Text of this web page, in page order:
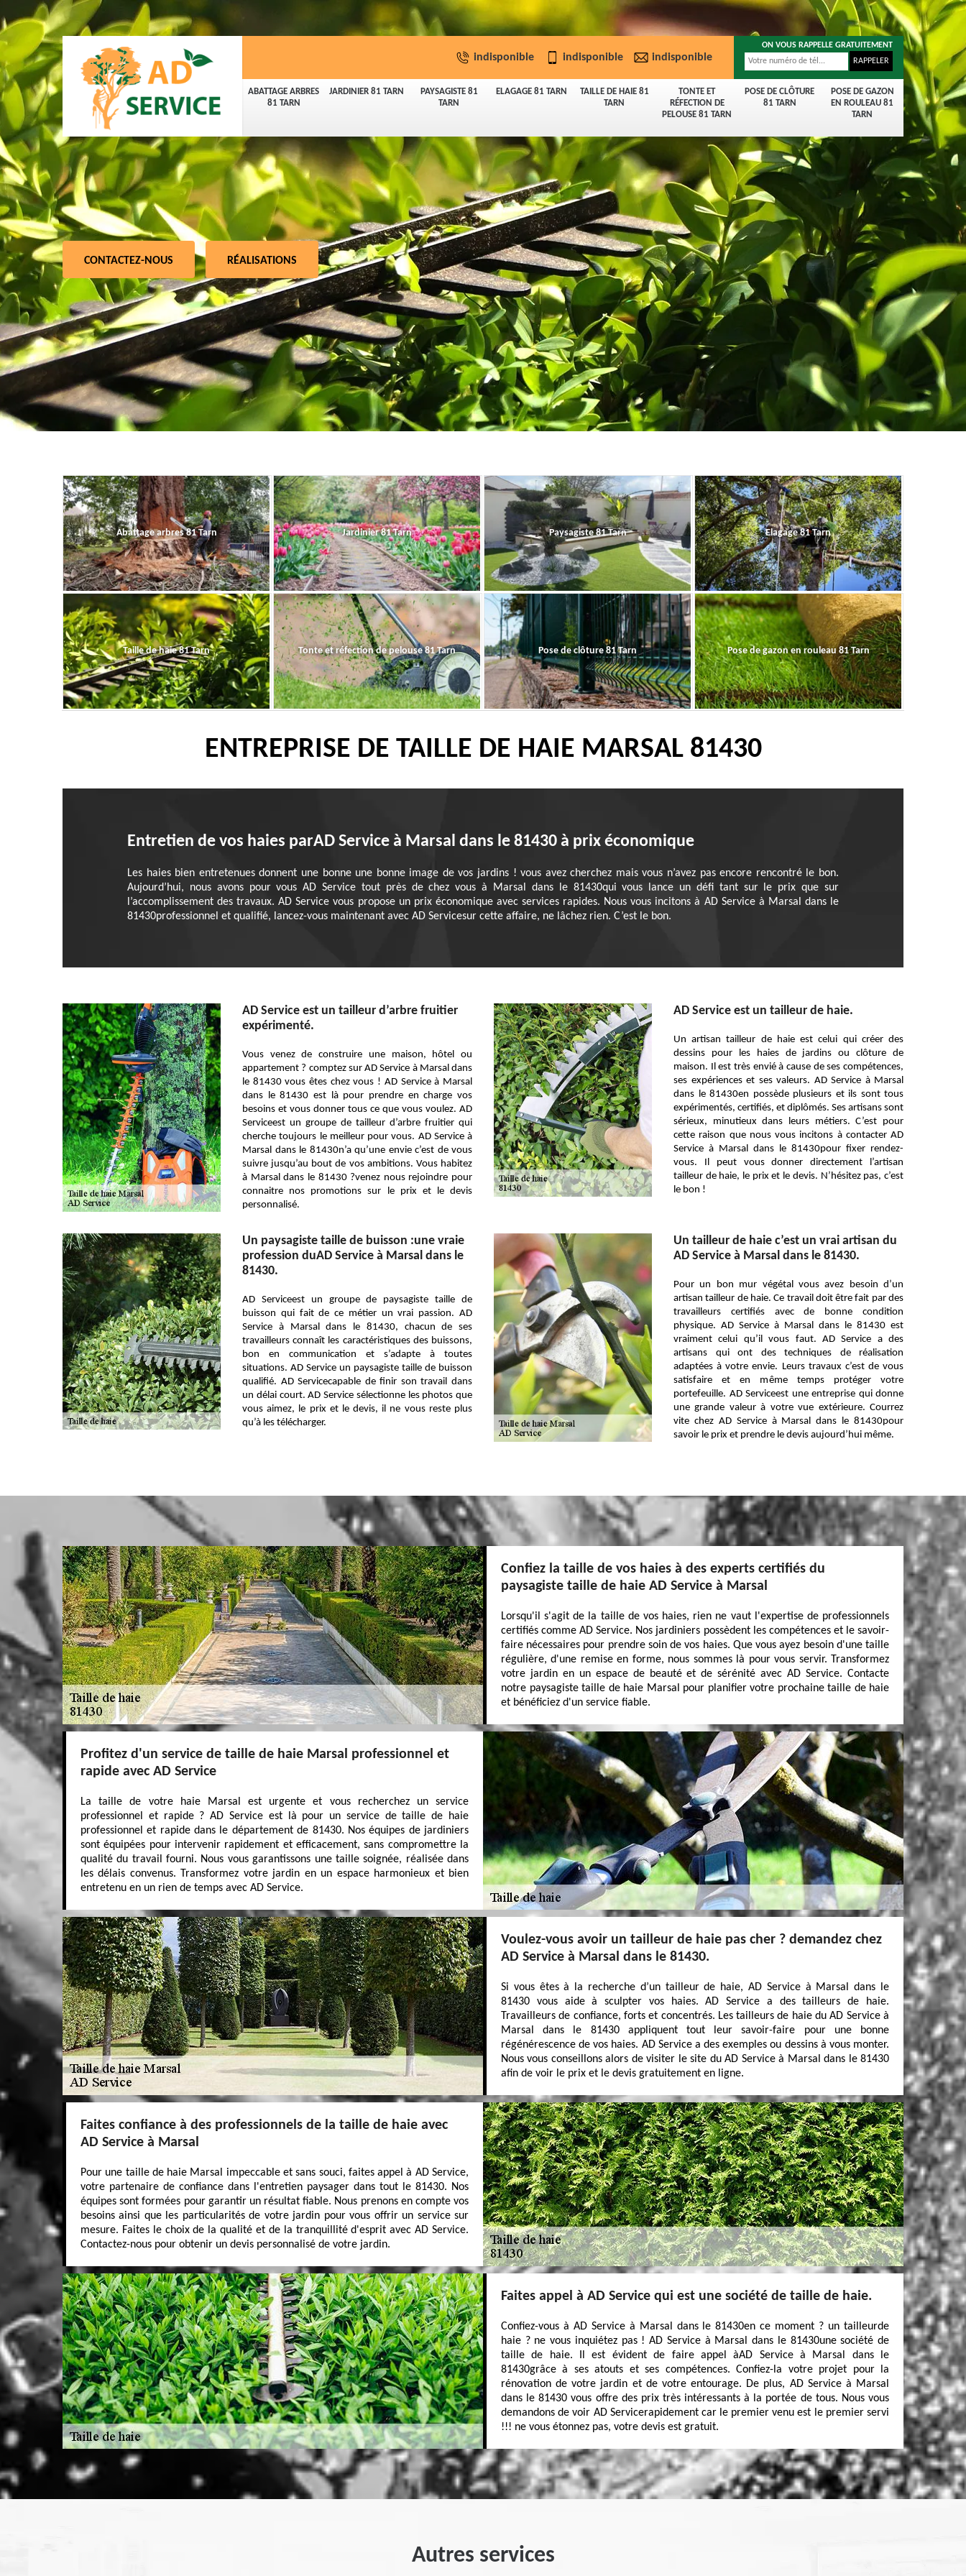
ABATTAGE ARBRES
81 TARN
JARDINIER 81 TARN
PAYSAGISTE 81
TARN
ELAGAGE 81 TARN
TAILLE DE HAIE 81
TARN
TONTE ET
RÉFECTION DE
PELOUSE 81 TARN
POSE DE CLÔTURE
81 TARN
POSE DE GAZON
EN ROULEAU 81
TARN
indisponible indisponible indisponible
ON VOUS RAPPELLE GRATUITEMENT
CONTACTEZ-NOUS RÉALISATIONS
Abattage arbres 81 Tarn Jardinier 81 Tarn Paysagiste 81 Tarn Elagage 81 Tarn
Taille de haie 81 Tarn Tonte et réfection de pelouse 81 Tarn Pose de clôture 81 Tarn Pose de gazon en rouleau 81 Tarn
ENTREPRISE DE TAILLE DE HAIE MARSAL 81430
Entretien de vos haies parAD Service à Marsal dans le 81430 à prix économique
Les haies bien entretenues donnent une bonne une bonne image de vos jardins ! vous avez cherchez mais vous n’avez pas encore rencontré le bon.
Aujourd’hui, nous avons pour vous AD Service tout près de chez vous à Marsal dans le 81430qui vous lance un défi tant sur le prix que sur
l’accomplissement des travaux. AD Service vous propose un prix économique avec services rapides. Nous vous incitons à AD Service à Marsal dans le
81430professionnel et qualifié, lancez-vous maintenant avec AD Servicesur cette affaire, ne lâchez rien. C’est le bon.
AD Service est un tailleur d’arbre fruitier
expérimenté.
Vous venez de construire une maison, hôtel ou
appartement ? comptez sur AD Service à Marsal dans
le 81430 vous êtes chez vous ! AD Service à Marsal
dans le 81430 est là pour prendre en charge vos
besoins et vous donner tous ce que vous voulez. AD
Serviceest un groupe de tailleur d’arbre fruitier qui
cherche toujours le meilleur pour vous. AD Service à
Marsal dans le 81430n’a qu’une envie c’est de vous
suivre jusqu’au bout de vos ambitions. Vous habitez
à Marsal dans le 81430 ?venez nous rejoindre pour
connaitre nos promotions sur le prix et le devis
personnalisé.
AD Service est un tailleur de haie.
Un artisan tailleur de haie est celui qui créer des
dessins pour les haies de jardins ou clôture de
maison. Il est très envié à cause de ses compétences,
ses expériences et ses valeurs. AD Service à Marsal
dans le 81430en possède plusieurs et ils sont tous
expérimentés, certifiés, et diplômés. Ses artisans sont
sérieux, minutieux dans leurs métiers. C’est pour
cette raison que nous vous incitons à contacter AD
Service à Marsal dans le 81430pour fixer rendez-
vous. Il peut vous donner directement l’artisan
tailleur de haie, le prix et le devis. N’hésitez pas, c’est
le bon !
Un paysagiste taille de buisson :une vraie
profession duAD Service à Marsal dans le
81430.
AD Serviceest un groupe de paysagiste taille de
buisson qui fait de ce métier un vrai passion. AD
Service à Marsal dans le 81430, chacun de ses
travailleurs connaît les caractéristiques des buissons,
bon en communication et s’adapte à toutes
situations. AD Service un paysagiste taille de buisson
qualifié. AD Servicecapable de finir son travail dans
un délai court. AD Service sélectionne les photos que
vous aimez, le prix et le devis, il ne vous reste plus
qu’à les télécharger.
Un tailleur de haie c’est un vrai artisan du
AD Service à Marsal dans le 81430.
Pour un bon mur végétal vous avez besoin d’un
artisan tailleur de haie. Ce travail doit être fait par des
travailleurs certifiés avec de bonne condition
physique. AD Service à Marsal dans le 81430 est
vraiment celui qu’il vous faut. AD Service a des
artisans qui ont des techniques de réalisation
adaptées à votre envie. Leurs travaux c’est de vous
satisfaire et en même temps protéger votre
portefeuille. AD Serviceest une entreprise qui donne
une grande valeur à votre vue extérieure. Courrez
vite chez AD Service à Marsal dans le 81430pour
savoir le prix et prendre le devis aujourd’hui même.
Confiez la taille de vos haies à des experts certifiés du
paysagiste taille de haie AD Service à Marsal
Lorsqu'il s'agit de la taille de vos haies, rien ne vaut l'expertise de professionnels
certifiés comme AD Service. Nos jardiniers possèdent les compétences et le savoir-
faire nécessaires pour prendre soin de vos haies. Que vous ayez besoin d'une taille
régulière, d'une remise en forme, nous sommes là pour vous servir. Transformez
votre jardin en un espace de beauté et de sérénité avec AD Service. Contacte
notre paysagiste taille de haie Marsal pour planifier votre prochaine taille de haie
et bénéficiez d'un service fiable.
Profitez d'un service de taille de haie Marsal professionnel et
rapide avec AD Service
La taille de votre haie Marsal est urgente et vous recherchez un service
professionnel et rapide ? AD Service est là pour un service de taille de haie
professionnel et rapide dans le département de 81430. Nos équipes de jardiniers
sont équipées pour intervenir rapidement et efficacement, sans compromettre la
qualité du travail fourni. Nous vous garantissons une taille soignée, réalisée dans
les délais convenus. Transformez votre jardin en un espace harmonieux et bien
entretenu en un rien de temps avec AD Service.
Voulez-vous avoir un tailleur de haie pas cher ? demandez chez
AD Service à Marsal dans le 81430.
Si vous êtes à la recherche d’un tailleur de haie, AD Service à Marsal dans le
81430 vous aide à sculpter vos haies. AD Service a des tailleurs de haie.
Travailleurs de confiance, forts et concentrés. Les tailleurs de haie du AD Service à
Marsal dans le 81430 appliquent tout leur savoir-faire pour une bonne
régénérescence de vos haies. AD Service a des exemples ou dessins à vous monter.
Nous vous conseillons alors de visiter le site du AD Service à Marsal dans le 81430
afin de voir le prix et le devis gratuitement en ligne.
Faites confiance à des professionnels de la taille de haie avec
AD Service à Marsal
Pour une taille de haie Marsal impeccable et sans souci, faites appel à AD Service,
votre partenaire de confiance dans l'entretien paysager dans tout le 81430. Nos
équipes sont formées pour garantir un résultat fiable. Nous prenons en compte vos
besoins ainsi que les particularités de votre jardin pour vous offrir un service sur
mesure. Faites le choix de la qualité et de la tranquillité d'esprit avec AD Service.
Contactez-nous pour obtenir un devis personnalisé de votre jardin.
Faites appel à AD Service qui est une société de taille de haie.
Confiez-vous à AD Service à Marsal dans le 81430en ce moment ? un tailleurde
haie ? ne vous inquiétez pas ! AD Service à Marsal dans le 81430une société de
taille de haie. Il est évident de faire appel àAD Service à Marsal dans le
81430grâce à ses atouts et ses compétences. Confiez-la votre projet pour la
rénovation de votre jardin et de votre entourage. De plus, AD Service à Marsal
dans le 81430 vous offre des prix très intéressants à la portée de tous. Nous vous
demandons de voir AD Servicerapidement car le premier venu est le premier servi
!!! ne vous étonnez pas, votre devis est gratuit.
Autres services